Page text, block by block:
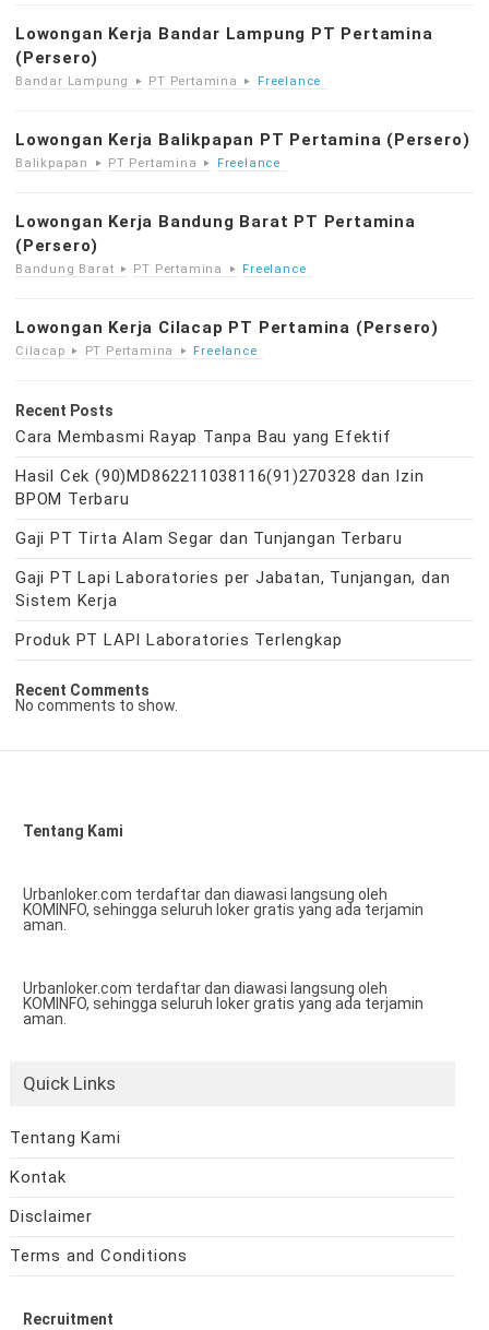
Lowongan Kerja Bandar Lampung PT Pertamina
(Persero)
Bandar Lampung PT Pertamina Freelance
Lowongan Kerja Balikpapan PT Pertamina (Persero)
Balikpapan PT Pertamina Freelance
Lowongan Kerja Bandung Barat PT Pertamina
(Persero)
Bandung Barat PT Pertamina Freelance
Lowongan Kerja Cilacap PT Pertamina (Persero)
Cilacap PT Pertamina Freelance
Recent Posts
Cara Membasmi Rayap Tanpa Bau yang Efektif
Hasil Cek (90)MD862211038116(91)270328 dan Izin
BPOM Terbaru
Gaji PT Tirta Alam Segar dan Tunjangan Terbaru
Gaji PT Lapi Laboratories per Jabatan, Tunjangan, dan
Sistem Kerja
Produk PT LAPI Laboratories Terlengkap
Recent Comments
No comments to show.
Tentang Kami
Urbanloker.com terdaftar dan diawasi langsung oleh
KOMINFO, sehingga seluruh loker gratis yang ada terjamin
aman.
Urbanloker.com terdaftar dan diawasi langsung oleh
KOMINFO, sehingga seluruh loker gratis yang ada terjamin
aman.
Quick Links
Tentang Kami
Kontak
Disclaimer
Terms and Conditions
Recruitment